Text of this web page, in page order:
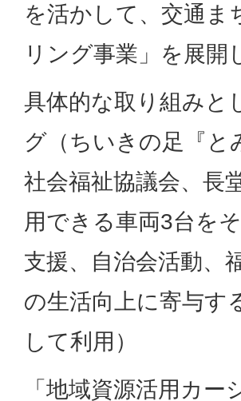
を活かして、交通ま
リング事業」を展開
具体的な取り組みと
グ（ちいきの足『と
社会福祉協議会、長
用できる車両3台を
支援、自治会活動、
の生活向上に寄与す
して利用）
「地域資源活用カ